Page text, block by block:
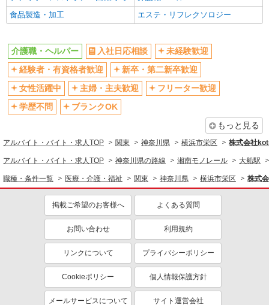
フルタイム歓迎
禁煙・分煙
駅直結・駅チカ
車通勤OK
残業少なめ（月20h未満）
交通費支給
社会保険あり
産休・育休取得実績あり
退職金・財形貯蓄制度あり
各種手当（家族・役職・インセン
資格取得支援制度あり
同じ職種から求人を探す
医療・介護・福祉
介護職・ヘルパー
同じ特徴から求人を探す
未経験歓迎
ミドル（40代～）活躍中
ボーナス・賞与あり
車通勤OK
社会保険あり
産休・育休取得実績あり
食品製造・加工
エステ・リフレクソロジー
介護職・ヘルパー 入社日応相談
未経験歓迎
経験者・有資格者歓迎
新卒・第二新卒歓迎
女性活躍中
主婦・主夫歓迎
フリーター歓迎
学歴不問
ブランクOK
もっと見る
アルバイト・バイト・求人TOP 関東 神奈川県 横浜市栄区 株式会社
アルバイト・バイト・求人TOP 神奈川県の路線 湘南モノレール 大船駅
職種・条件一覧 医療・介護・福祉 関東 神奈川県 横浜市栄区 株式
掲載ご希望のお客様へ よくある質問
お問い合わせ 利用規約
リンクについて プライバシーポリシー
Cookieポリシー 個人情報保護方針
メールサービスについて サイト運営会社